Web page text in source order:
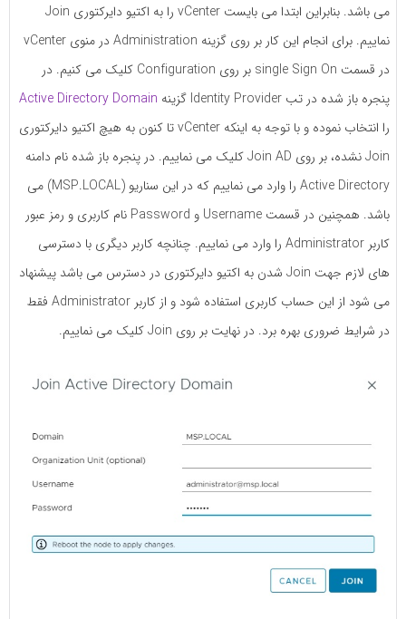
می باشد. بنابراین ابتدا می بایست vCenter را به اکتیو دایرکتوری Join
نماییم. برای انجام این کار بر روی گزینه Administration در منوی vCenter
در قسمت single Sign On بر روی Configuration کلیک می کنیم. در
پنجره باز شده در تب Identity Provider گزینه
Active Directory Domain
را انتخاب نموده و با توجه به اینکه vCenter تا کنون به هیچ اکتیو دایرکتوری
Join نشده، بر روی Join AD کلیک می نماییم. در پنجره باز شده نام دامنه
Active Directory را وارد می نماییم که در این سناریو (MSP.LOCAL) می
باشد. همچنین در قسمت Username و Password نام کاربری و رمز عبور
کاربر Administrator را وارد می نماییم. چنانچه کاربر دیگری با دسترسی
های لازم جهت Join شدن به اکتیو دایرکتوری در دسترس می باشد پیشنهاد
می شود از این حساب کاربری استفاده شود و از کاربر Administrator فقط
در شرایط ضروری بهره برد. در نهایت بر روی Join کلیک می نماییم.